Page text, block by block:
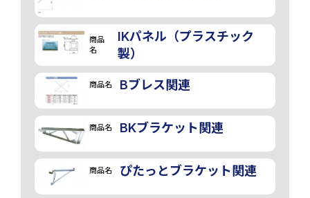
商品
名
IKパネル（プラスチック
製）
商品名 Bブレス関連
商品名 BKブラケット関連
商品名 ぴたっとブラケット関連